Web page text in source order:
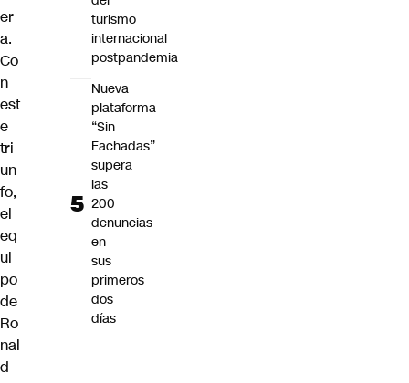
er
a.
Co
n
est
e
tri
un
fo,
el
eq
ui
po
de
Ro
nal
d
turismo
internacional
postpandemia
Nueva
plataforma
“Sin
Fachadas”
supera
las
200
denuncias
en
sus
primeros
dos
días